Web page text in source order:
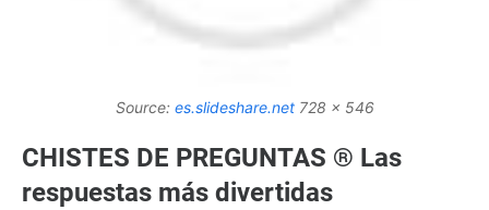
Source: es.slideshare.net728 x 546
CHISTES DE PREGUNTAS ® Las
respuestas más divertidas